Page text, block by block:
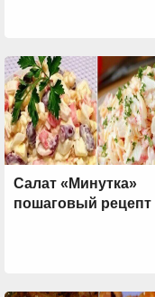
Салат «Минутка»
пошаговый рецепт